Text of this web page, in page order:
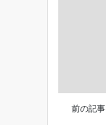
前の記事